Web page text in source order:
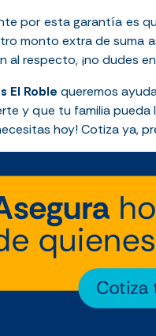
por esta garantía es
monto extra de suma
al respecto, ¡no dudes
El Roble queremos
y que tu familia pueda
hoy! Cotiza ya,